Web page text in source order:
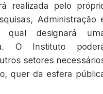
realizada pelo
Administração
qual designará
O Instituto
setores
quer da esfera